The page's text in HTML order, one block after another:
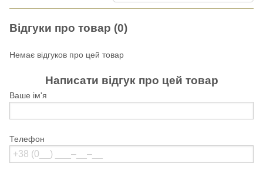
Відгуки про товар (0)
Немає відгуков про цей товар
Написати відгук про цей товар
Ваше ім'я
Телефон